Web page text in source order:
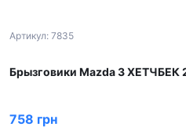
Артикул: 7835
Брызговики Mazda 3 ХЕТЧБЕК
758 грн